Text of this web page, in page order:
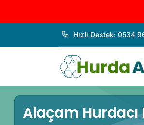
Hızlı Destek: 0534
Alaçam